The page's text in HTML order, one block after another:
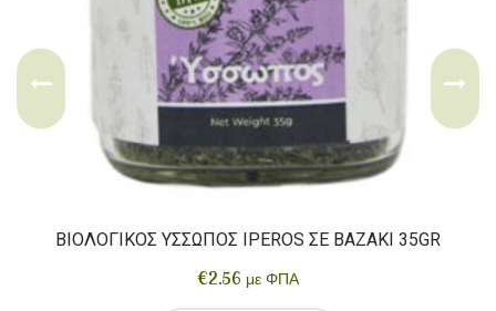
ΒΙΟΛΟΓΙΚΌΣ ΎΣΣΩΠΟΣ IPEROS ΣΕ ΒΑΖΆΚΙ 35GR
€2.56 με ΦΠΑ